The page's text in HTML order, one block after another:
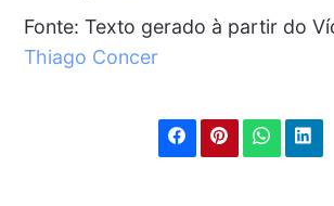
Fonte: Texto gerado à partir do
Thiago Concer